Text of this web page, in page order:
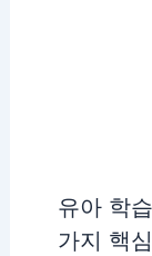
유아 학
가지 핵